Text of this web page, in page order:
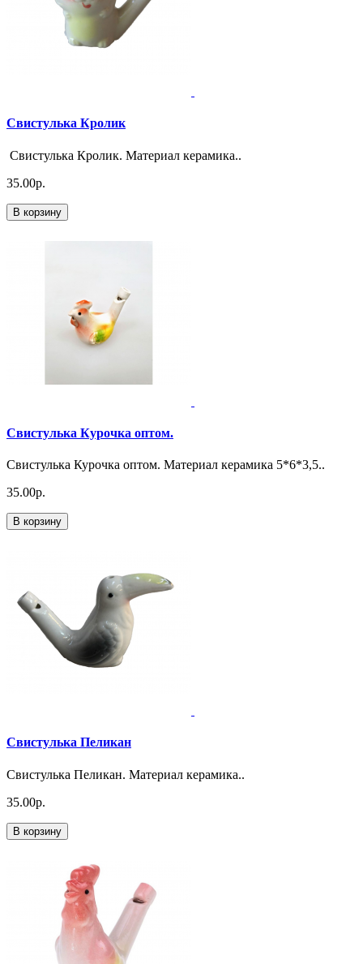
Свистулька Кролик
Свистулька Кролик. Материал керамика..
35.00р.
В корзину
Свистулька Курочка оптом.
Свистулька Курочка оптом. Материал керамика 5*6*3,5..
35.00р.
В корзину
Свистулька Пеликан
Свистулька Пеликан. Материал керамика..
35.00р.
В корзину